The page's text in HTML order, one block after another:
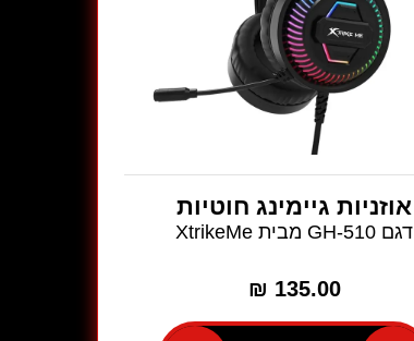
אוזניות גיימינג חוטיות
דגם GH-510 מבית XtrikeMe
135.00
₪